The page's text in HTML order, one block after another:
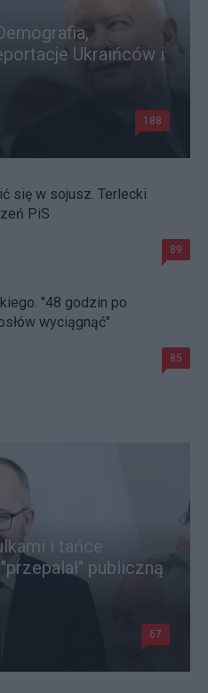
Ukraińców i
188
się w sojusz. Terlecki
PiS
89
"48 godzin po
wyciągnąć"
85
i tańce
publiczną
67